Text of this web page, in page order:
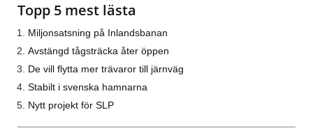
Topp 5 mest lästa
Miljonsatsning på Inlandsbanan
Avstängd tågsträcka åter öppen
De vill flytta mer trävaror till järnväg
Stabilt i svenska hamnarna
Nytt projekt för SLP